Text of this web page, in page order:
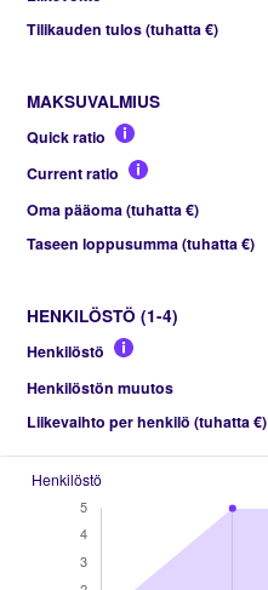
Tilikauden tulos (tuhatta €)
MAKSUVALMIUS
Quick ratio
Current ratio
Oma pääoma (tuhatta €)
Taseen loppusumma (tuhatta €)
HENKILÖSTÖ (1-4)
Henkilöstö
Henkilöstön muutos
Liikevaihto per henkilö (tuhatta €)
Henkilöstö